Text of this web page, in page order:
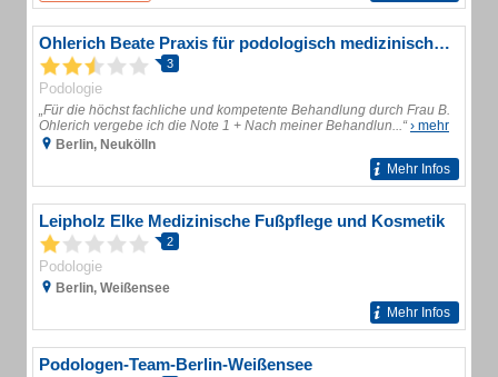
Ohlerich Beate Praxis für podologisch medizinische Fußpflege
3
Podologie
„Für die höchst fachliche und kompetente Behandlung durch Frau B.
Ohlerich vergebe ich die Note 1 + Nach meiner Behandlun...“› mehr
Berlin, Neukölln
Mehr Infos
Leipholz Elke Medizinische Fußpflege und Kosmetik
2
Podologie
Berlin, Weißensee
Mehr Infos
Podologen-Team-Berlin-Weißensee